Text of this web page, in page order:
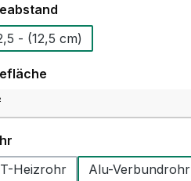
auswählen
VA 12,5 - (12,5 cm)
auswählen
auswählen
Heizrohr
Alu-Verbundrohr